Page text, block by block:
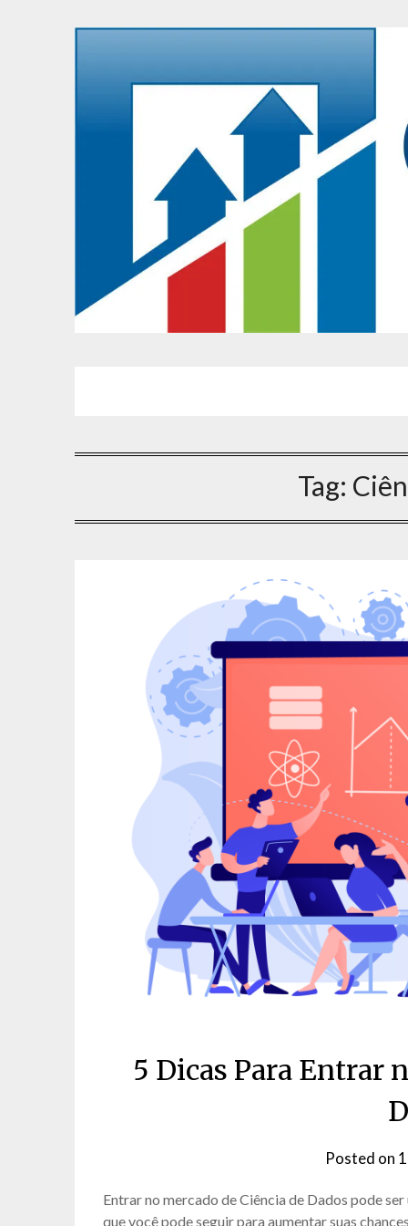
Tag:
5 Dicas Para Entrar
Posted on
Entrar no mercado de Ciência de Dados pode
que você pode seguir para aumentar suas